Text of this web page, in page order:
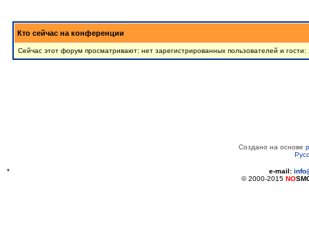
Кто сейчас на конференции
Сейчас этот форум просматривают: нет зарегистрированных пользователей и гости:
Создано на основе
* e-mail:
© 2000-2015 NO